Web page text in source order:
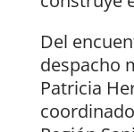
Del
despacho
Patricia